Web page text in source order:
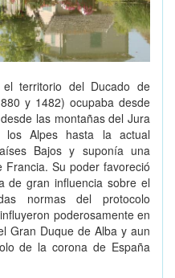
territorio del Ducado de
y 1482) ocupaba desde
las montañas del Jura
Alpes hasta la actual
Bajos y suponía una
Su poder favoreció
de gran influencia sobre el
normas del protocolo
poderosamente en
Gran Duque de Alba y aun
de la corona de España